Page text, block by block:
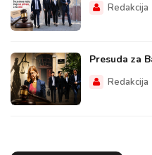
Redakcija
Presuda za
Redakcija